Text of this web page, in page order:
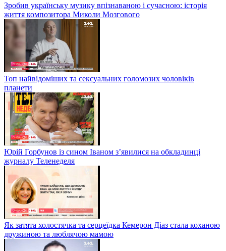
Зробив українську музику впізнаваною і сучасною: історія
життя композитора Миколи Мозгового
Топ найвідоміших та сексуальних голомозих чоловіків
планети
Юрій Горбунов із сином Іваном з’явилися на обкладинці
журналу Теленеделя
Як затята холостячка та серцеїдка Кемерон Діаз стала коханою
дружиною та люблячою мамою